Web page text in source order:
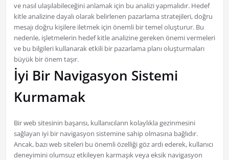
ve nasıl ulaşılabileceğini anlamak için bu analizi yapmalıdır. Hedef
kitle analizine dayalı olarak belirlenen pazarlama stratejileri, doğru
mesajı doğru kişilere iletmek için önemli bir temel oluşturur. Bu
nedenle, işletmelerin hedef kitle analizine gereken önemi vermeleri
ve bu bilgileri kullanarak etkili bir pazarlama planı oluşturmaları
büyük bir önem taşır.
İyi Bir Navigasyon Sistemi
Kurmamak
Bir web sitesinin başarısı, kullanıcıların kolaylıkla gezinmesini
sağlayan iyi bir navigasyon sistemine sahip olmasına bağlıdır.
Ancak, bazı web siteleri bu önemli özelliği göz ardı ederek, kullanıcı
deneyimini olumsuz etkileyen karmaşık veya eksik navigasyon